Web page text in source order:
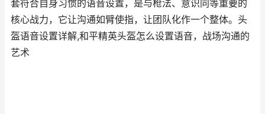
套符合自身习惯的语音设置，是与枪法、意识同等重要的
核心战力，它让沟通如臂使指，让团队化作一个整体。头
盔语音设置详解,和平精英头盔怎么设置语音，战场沟通的
艺术